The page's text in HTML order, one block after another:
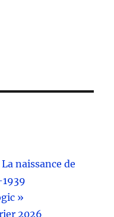
naissance de
»
2026